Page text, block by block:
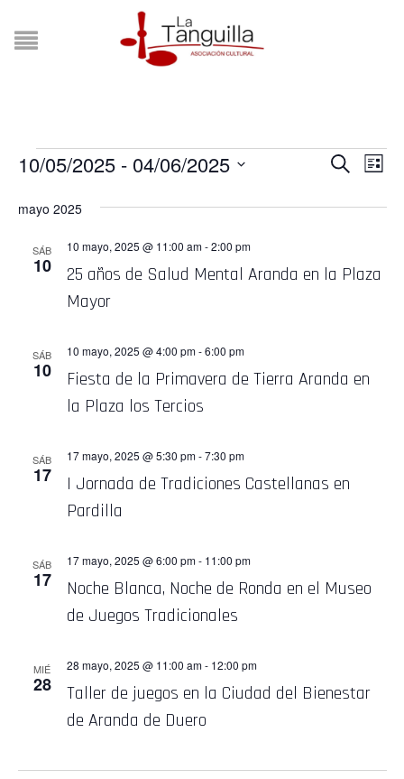
EVENTOS
DE
Y
BUSCARLISTA
10/05/2025 - 04/06/2025
la
fecha.
mayo 2025
SÁB
10
25 años de Salud Mental Aranda en la Plaza
Mayor
10 mayo, 2025 @ 11:00 am-2:00 pm
SÁB
10
Fiesta de la Primavera de Tierra Aranda en
la Plaza los Tercios
10 mayo, 2025 @ 4:00 pm-6:00 pm
SÁB
17
I Jornada de Tradiciones Castellanas en
Pardilla
17 mayo, 2025 @ 5:30 pm-7:30 pm
SÁB
17
Noche Blanca, Noche de Ronda en el Museo
de Juegos Tradicionales
17 mayo, 2025 @ 6:00 pm- 11:00 pm
MIÉ
28
Taller de juegos en la Ciudad del Bienestar
de Aranda de Duero
28 mayo, 2025 @ 11:00 am- 12:00 pm